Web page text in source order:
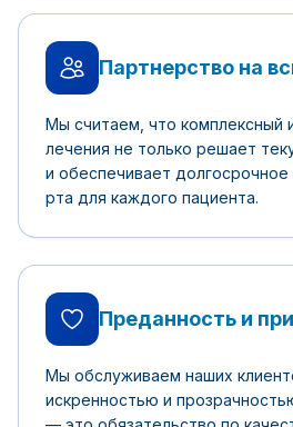
Партнерство на
Мы считаем, что комплексный
лечения не только решает
и обеспечивает
рта для каждого пациента.
Преданность и
Мы обслуживаем наших
искренностью и